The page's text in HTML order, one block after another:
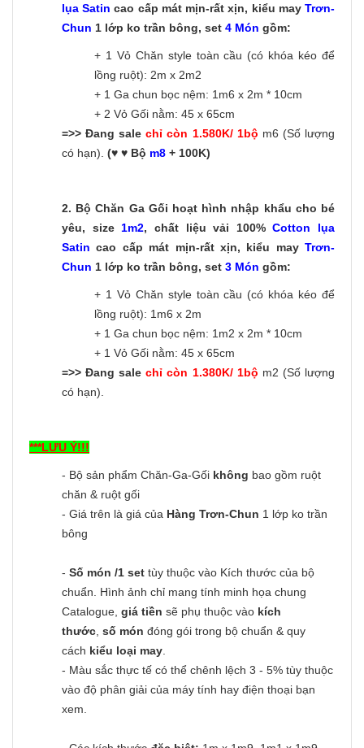
lụa Satin cao cấp mát mịn-rất xịn, kiểu may Trơn-
Chun 1 lớp ko trần bông, set 4 Món gồm:
+ 1 Vỏ Chăn style toàn cầu (có khóa kéo để
lồng ruột): 2m x 2m2
+ 1 Ga chun bọc nệm: 1m6 x 2m * 10cm
+ 2 Vỏ Gối nằm: 45 x 65cm
=>> Đang salechỉ còn 1.580K/ 1bộ m6 (Số lượng
có hạn). (♥ ♥ Bộ m8 + 100K)
2. Bộ Chăn Ga Gối hoạt hình nhập khẩu cho bé
yêu, size 1m2, chất liệu vải 100%Cotton lụa
Satin cao cấp mát mịn-rất xịn, kiểu may Trơn-
Chun 1 lớp ko trần bông, set 3 Món gồm:
+ 1 Vỏ Chăn style toàn cầu (có khóa kéo để
lồng ruột): 1m6 x 2m
+ 1 Ga chun bọc nệm: 1m2 x 2m * 10cm
+ 1 Vỏ Gối nằm: 45 x 65cm
=>> Đang salechỉ còn 1.380K/ 1bộ m2 (Số lượng
có hạn).
***LƯU Ý!!!
- Bộ sản phẩm Chăn-Ga-Gối không bao gồm ruột
chăn & ruột gối
- Giá trên là giá của Hàng Trơn-Chun 1 lớp ko trần
bông
- Số món /1 set tùy thuộc vào Kích thước của bộ
chuẩn. Hình ảnh chỉ mang tính minh họa chung
Catalogue, giá tiền sẽ phụ thuộc vào kích
thước số món đóng gói trong bộ chuẩn & quy
cách kiểu loại may
- Màu sắc thực tế có thể chênh lệch 3 - 5% tùy thuộc
vào độ phân giải của máy tính hay điện thoại bạn
xem.